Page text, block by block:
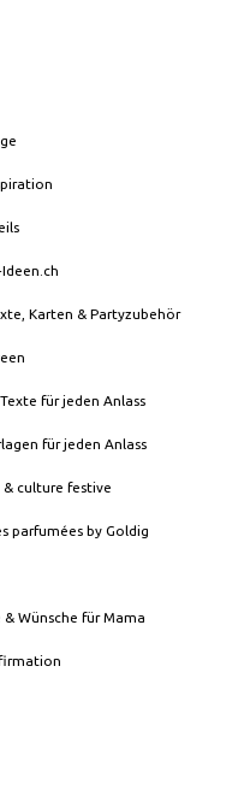
Karten & Partyzubehör
für jeden Anlass
für jeden Anlass
culture festive
parfumées by Goldig
Wünsche für Mama